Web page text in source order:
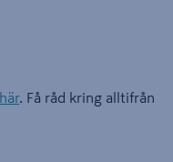
här. Få råd kring alltifrån